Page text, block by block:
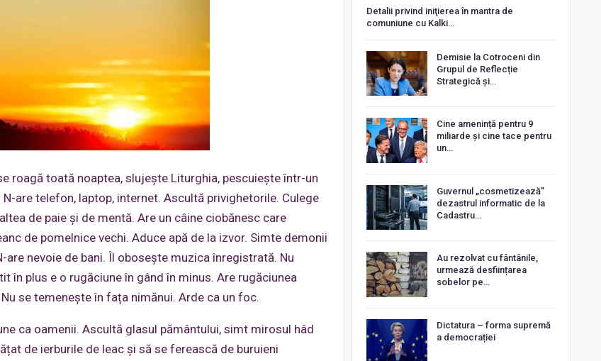
roagă toată noaptea, slujește Liturghia, pescuiește într-un
are telefon, laptop, internet. Ascultă privighetorile. Culege
de paie și de mentă. Are un câine ciobănesc care
de pomelnice vechi. Aduce apă de la izvor. Simte demonii
nevoie de bani. Îl obosește muzica înregistrată. Nu
în plus e o rugăciune în gând în minus. Are rugăciunea
se temenește în fața nimănui. Arde ca un foc.
ca oamenii. Ascultă glasul pământului, simt mirosul hâd
de ierburile de leac și să se ferească de buruieni
Detalii privind iniţierea în mantra de
comuniune cu Kalki…
Demisie la Cotroceni din
Grupul de Reflecție
Strategică și…
Cine amenință pentru 9
miliarde și cine tace pentru
un…
Guvernul „cosmetizează”
dezastrul informatic de la
Cadastru…
Au rezolvat cu fântânile,
urmează desființarea
sobelor pe…
Dictatura – forma supremă
a democrației